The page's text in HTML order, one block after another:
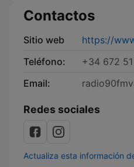
Contactos
Sitio web
https://
Teléfono:
+34 672
Email:
Redes sociales
Actualiza esta información